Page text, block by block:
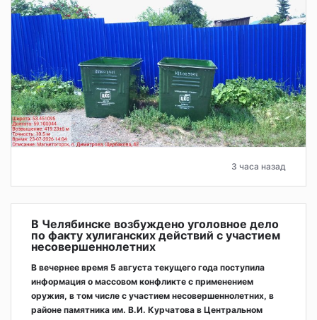
3 часа назад
В Челябинске возбуждено уголовное дело
по факту хулиганских действий с участием
несовершеннолетних
В вечернее время 5 августа текущего года поступила
информация о массовом конфликте с применением
оружия, в том числе с участием несовершеннолетних, в
районе памятника им. В.И. Курчатова в Центральном